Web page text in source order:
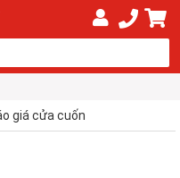
giá cửa cuốn